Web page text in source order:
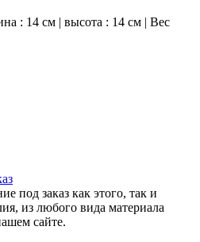
: 14 см | высота : 14 см | Вес
под заказ как этого, так и
из любого вида материала
сайте.